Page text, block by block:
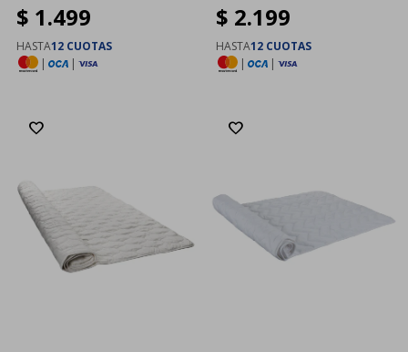
$ 1.499
HASTA12 CUOTAS
|
|
160x200x3
$ 2.199
HASTA12 CUOTAS
|
|